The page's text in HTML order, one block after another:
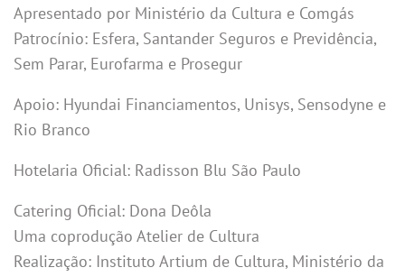
Apresentado por Ministério da Cultura e Comgás
Patrocínio: Esfera, Santander Seguros e Previdência,
Sem Parar, Eurofarma e Prosegur
Apoio: Hyundai Financiamentos, Unisys, Sensodyne e
Rio Branco
Hotelaria Oficial: Radisson Blu São Paulo
Catering Oficial: Dona Deôla
Uma coprodução Atelier de Cultura
Realização: Instituto Artium de Cultura, Ministério da